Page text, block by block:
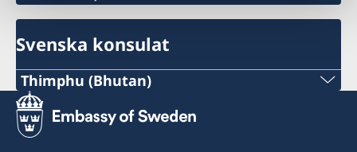
Svenska konsulat
Thimphu (Bhutan)
E-post:
bhutan@consulateofsweden.in